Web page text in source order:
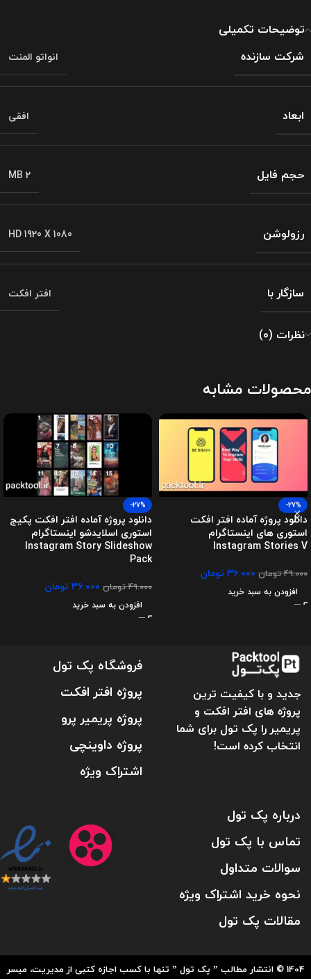
توضیحات تکمیلی
شرکت سازنده
انواتو المنت
ابعاد افقی
حجم فایل MB 2
رزولوشن HD 1920 X 1080
سازگار با افتر افکت
نظرات (0)
محصولات مشابه
-27%
دانلود پروژه آماده افتر افکت
استوری های اینستاگرام
Instagram Stories V
۴۹.۰۰۰تومان ۳۶.۰۰۰ تومان
افزودن به سبد خرید
-27%
دانلود پروژه آماده افتر افکت پکیج
استوری اسلایدشو اینستاگرام
Instagram Story Slideshow
Pack
۴۹.۰۰۰تومان ۳۶.۰۰۰ تومان
افزودن به سبد خرید
جدید و با کیفیت ترین
پروژه های افتر افکت و
پریمیر را پک تول برای شما
انتخاب کرده است!
فروشگاه پک تول
پروژه افتر افکت
پروژه پریمیر پرو
پروژه داوینچی
اشتراک ویژه
درباره پک تول
تماس با پک تول
سوالات متداول
نحوه خرید اشتراک ویژه
مقالات پک تول
1404 © انتشار مطالب ” پک تول ” تنها با کسب اجازه کتبی از مدیریت، میسر